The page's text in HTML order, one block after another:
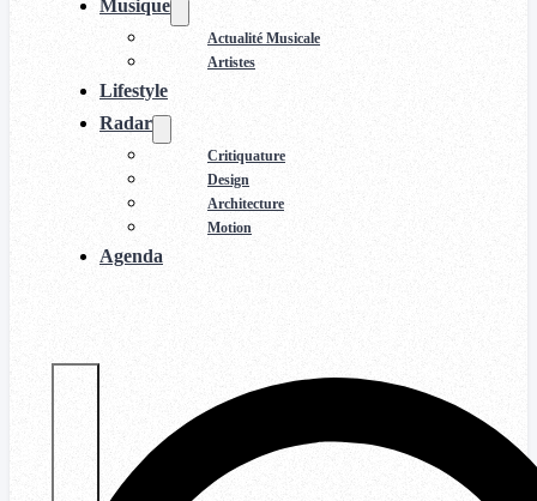
Musique
Actualité Musicale
Artistes
Lifestyle
Radar
Critiquature
Design
Architecture
Motion
Agenda